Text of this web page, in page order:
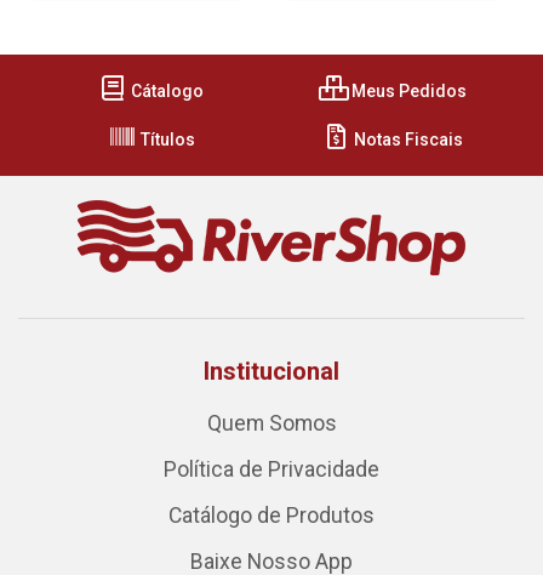
Cátalogo Meus Pedidos
Títulos Notas Fiscais
Institucional
Quem Somos
Política de Privacidade
Catálogo de Produtos
Baixe Nosso App